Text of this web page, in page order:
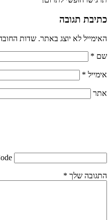
כתיבת תגובה
האימייל לא יוצג באתר. שדות
שם *
אימייל *
אתר
התגובה שלך *